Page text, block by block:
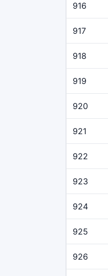
916
917
918
919
920
921
922
923
924
925
926